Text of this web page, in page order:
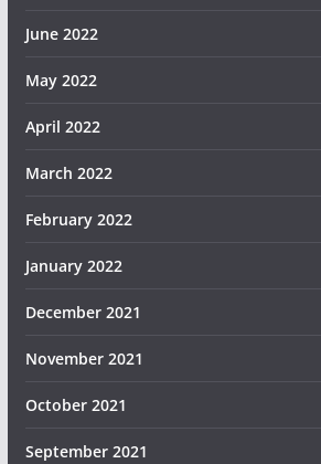
June 2022
May 2022
April 2022
March 2022
February 2022
January 2022
December 2021
November 2021
October 2021
September 2021